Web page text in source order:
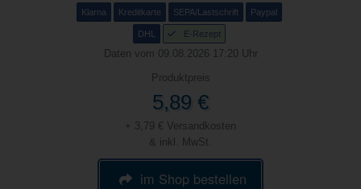
Klarna Kreditkarte SEPA/Lastschrift Paypal
DHL E-Rezept
Daten vom 09.08.2026 17:20 Uhr
Produktpreis
5,89 €
+ 3,79 € Versandkosten
& inkl. MwSt.
im Shop bestellen